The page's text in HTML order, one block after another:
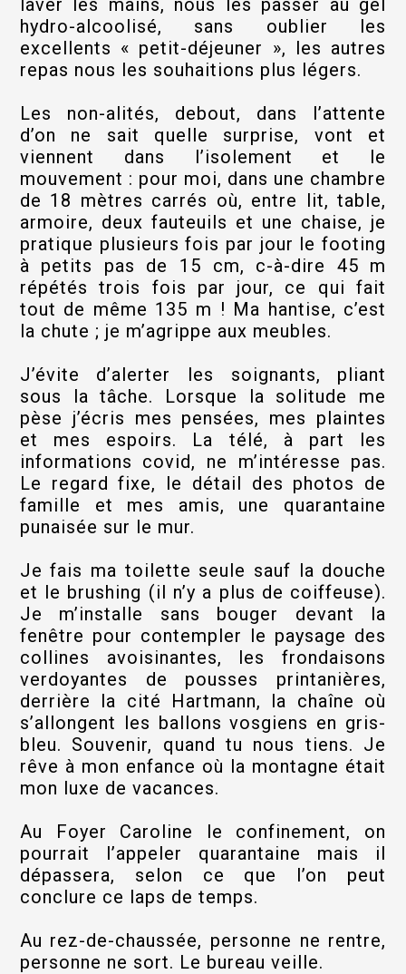
hydro-alcoolisé, sans oublier les
excellents « petit-déjeuner », les autres
repas nous les souhaitions plus légers.
Les non-alités, debout, dans l’attente
d’on ne sait quelle surprise, vont et
viennent dans l’isolement et le
mouvement : pour moi, dans une chambre
de 18 mètres carrés où, entre lit, table,
armoire, deux fauteuils et une chaise, je
pratique plusieurs fois par jour le footing
à petits pas de 15 cm, c-à-dire 45 m
répétés trois fois par jour, ce qui fait
tout de même 135 m ! Ma hantise, c’est
la chute ; je m’agrippe aux meubles.
J’évite d’alerter les soignants, pliant
sous la tâche. Lorsque la solitude me
pèse j’écris mes pensées, mes plaintes
et mes espoirs. La télé, à part les
informations covid, ne m’intéresse pas.
Le regard fixe, le détail des photos de
famille et mes amis, une quarantaine
punaisée sur le mur.
Je fais ma toilette seule sauf la douche
et le brushing (il n’y a plus de coiffeuse).
Je m’installe sans bouger devant la
fenêtre pour contempler le paysage des
collines avoisinantes, les frondaisons
verdoyantes de pousses printanières,
derrière la cité Hartmann, la chaîne où
s’allongent les ballons vosgiens en gris-
bleu. Souvenir, quand tu nous tiens. Je
rêve à mon enfance où la montagne était
mon luxe de vacances.
Au Foyer Caroline le confinement, on
pourrait l’appeler quarantaine mais il
dépassera, selon ce que l’on peut
conclure ce laps de temps.
Au rez-de-chaussée, personne ne rentre,
personne ne sort. Le bureau veille.